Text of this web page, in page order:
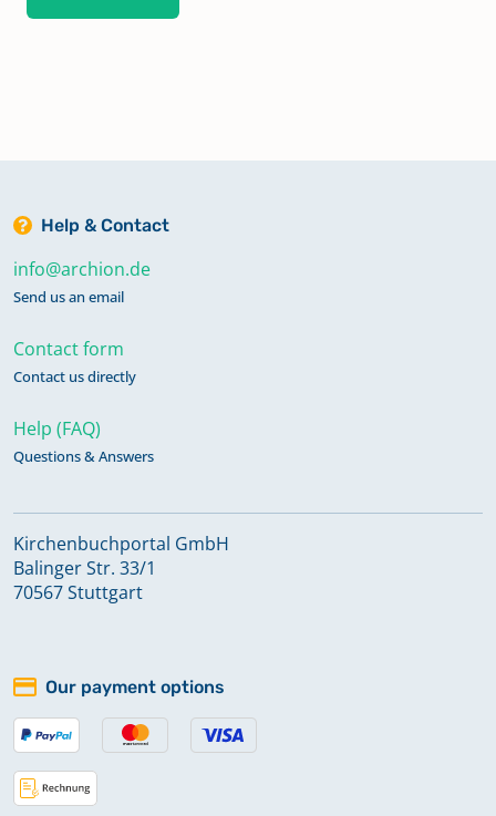
Help & Contact
info@archion.de
Send us an email
Contact form
Contact us directly
Help (FAQ)
Questions & Answers
Kirchenbuchportal GmbH
Balinger Str. 33/1
70567 Stuttgart
Our payment options